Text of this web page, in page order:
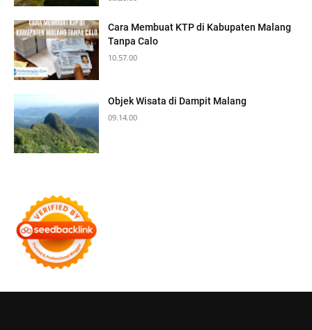
Cara Membuat KTP di Kabupaten Malang
Tanpa Calo
10.57.00
Objek Wisata di Dampit Malang
09.14.00